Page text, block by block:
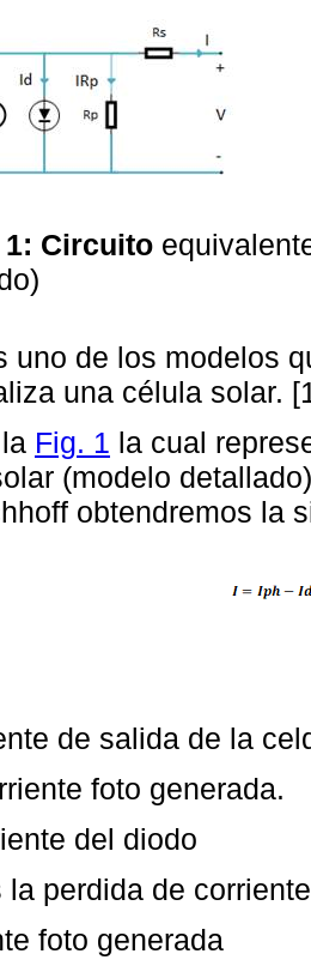
1: Circuito
uno de los modelos
una célula solar.
Fig. 1 la cual
(modelo
obtendremos la
de salida de la
foto generada.
del diodo
la perdida de
foto generada